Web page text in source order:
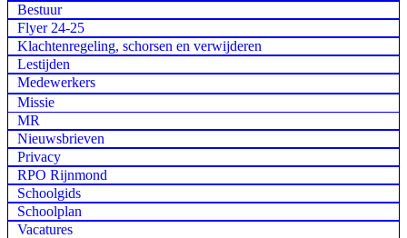
Bestuur
Flyer 24-25
Klachtenregeling, schorsen en verwijderen
Lestijden
Medewerkers
Missie
MR
Nieuwsbrieven
Privacy
RPO Rijnmond
Schoolgids
Schoolplan
Vacatures